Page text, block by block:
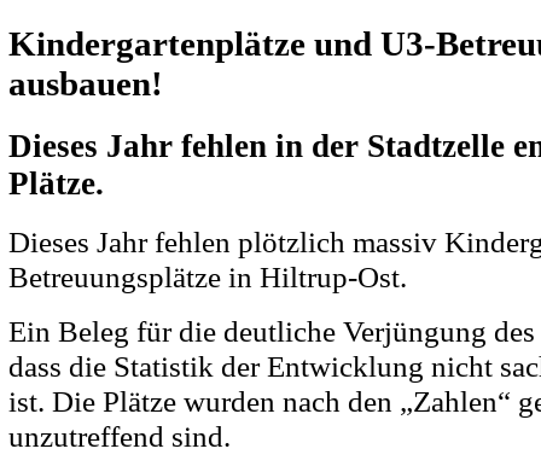
Kindergartenplätze und U3-
ausbauen!
Dieses Jahr fehlen in der Stadtzelle
Plätze.
Dieses Jahr fehlen plötzlich massiv
Betreuungsplätze in Hiltrup-Ost.
Ein Beleg für die deutliche Verjüngung
dass die Statistik der Entwicklung nicht
ist. Die Plätze wurden nach den „Zahlen“
unzutreffend sind.